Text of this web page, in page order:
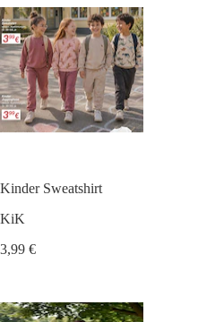
Kinder Sweatshirt
KiK
3,99 €